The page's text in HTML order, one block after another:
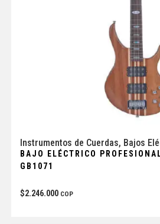
Instrumentos de Cuerdas, Bajos
BAJO ELÉCTRICO
GB1071
$2.246.000 COP